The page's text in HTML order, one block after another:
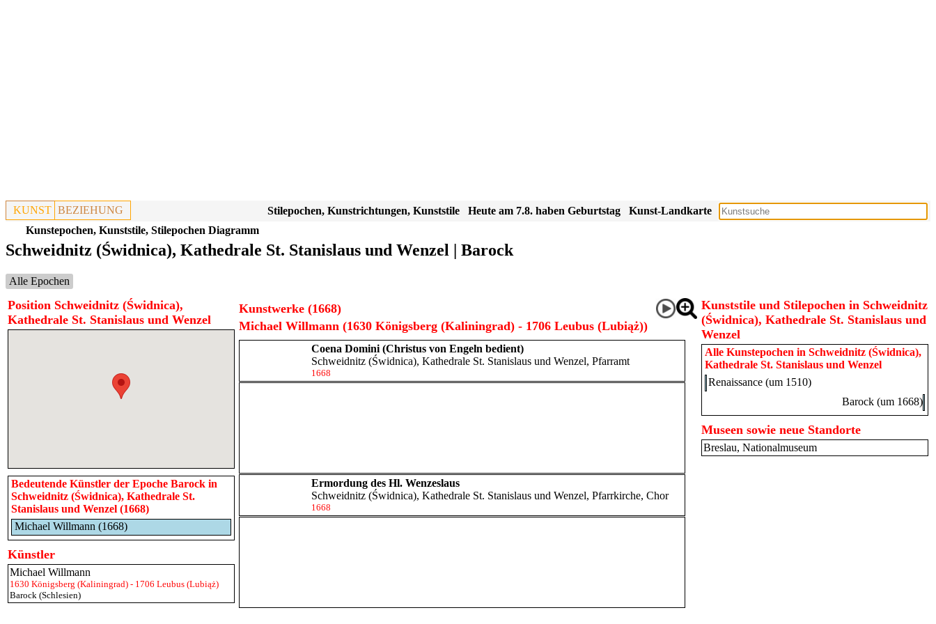
KUNST BEZIEHUNG Kunst-Landkarte
Heute am 7.8. haben Geburtstag
Stilepochen, Kunstrichtungen, Kunststile
Kunstepochen, Kunststile, Stilepochen Diagramm
Schweidnitz (Świdnica), Kathedrale St. Stanislaus und Wenzel | Barock
Alle Epochen
Position Schweidnitz (Świdnica),
Kathedrale St. Stanislaus und Wenzel
Bedeutende Künstler der Epoche Barock in
Schweidnitz (Świdnica), Kathedrale St.
Stanislaus und Wenzel (1668)
Michael Willmann (1668)
Künstler
Michael Willmann
1630 Königsberg (Kaliningrad) - 1706 Leubus (Lubiąż)
Barock (Schlesien)
Kunstwerke (1668)
Michael Willmann (1630 Königsberg (Kaliningrad) - 1706 Leubus (Lubiąż))
Coena Domini (Christus von Engeln bedient)
Schweidnitz (Świdnica), Kathedrale St. Stanislaus und Wenzel, Pfarramt
1668
Ermordung des Hl. Wenzeslaus
Schweidnitz (Świdnica), Kathedrale St. Stanislaus und Wenzel, Pfarrkirche, Chor
1668
Kunststile und Stilepochen in Schweidnitz
(Świdnica), Kathedrale St. Stanislaus und
Wenzel
Alle Kunstepochen in Schweidnitz (Świdnica),
Kathedrale St. Stanislaus und Wenzel
Renaissance (um 1510)
Barock (um 1668)
Museen sowie neue Standorte
Breslau, Nationalmuseum